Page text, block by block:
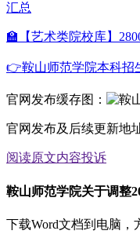
汇总
🏫【艺术类院校库】
👉鞍山师范学院本科招
官网发布缓存图：
官网发布及后续更新地
阅读原文内容投诉
鞍山师范学院关于调整
下载Word文档到电脑，